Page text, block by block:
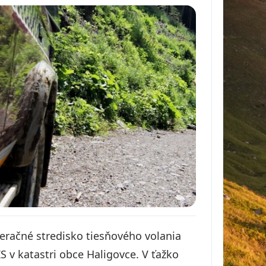
stredisko tiesňového volania
v katastri obce Haligovce. V ťažko